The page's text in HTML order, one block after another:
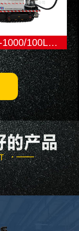
1000/100L…